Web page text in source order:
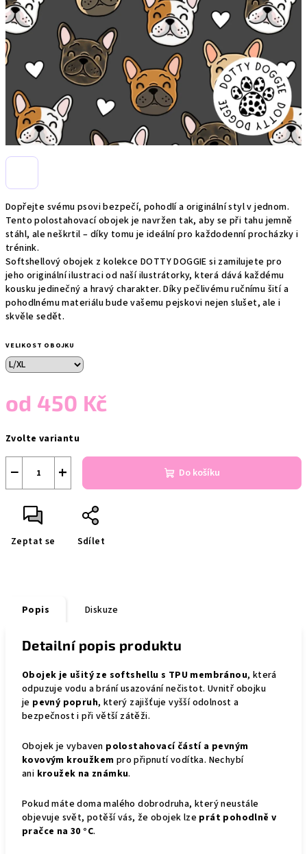
Dopřejte svému psovi bezpečí, pohodlí a originální styl v jednom.
Tento polostahovací obojek je navržen tak, aby se při tahu jemně
stáhl, ale neškrtil – díky tomu je ideální pro každodenní procházky i
trénink.
Softshellový obojek z kolekce DOTTY DOGGIE si zamilujete pro
jeho originální ilustraci od naší ilustrátorky, která dává každému
kousku jedinečný a hravý charakter. Díky pečlivému ručnímu šití a
pohodlnému materiálu bude vašemu pejskovi nejen slušet, ale i
skvěle sedět.
VELIKOST OBOJKU
od 450 Kč
cena:
Zvolte variantu
+
− Do košíku
Zeptat se Sdílet
Popis Diskuze
Detailní popis produktu
Obojek je ušitý ze softshellu s TPU membránou, která
odpuzuje vodu a brání usazování nečistot. Uvnitř obojku
je pevný popruh, který zajišťuje vyšší odolnost a
bezpečnost i při větší zátěži.
Obojek je vybaven polostahovací částí a pevným
kovovým kroužkem pro připnutí vodítka. Nechybí
ani kroužek na známku.
Pokud máte doma malého dobrodruha, který neustále
objevuje svět, potěší vás, že obojek lze prát pohodlně v
pračce na 30 °C.